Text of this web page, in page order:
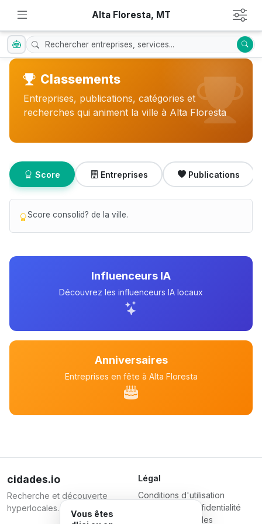
Alta Floresta, MT
Classements
Entreprises, publications, catégories et
recherches qui animent la ville à Alta Floresta
Score Entreprises Publications
Score consolid? de la ville.
Influenceurs IA
Découvrez les influenceurs IA locaux
Anniversaires
Entreprises en fête à Alta Floresta
cidades.io
Recherche et découverte
hyperlocales.
Légal
Conditions d'utilisation
Politique de confidentialité
Conditions pour les
Vous êtes